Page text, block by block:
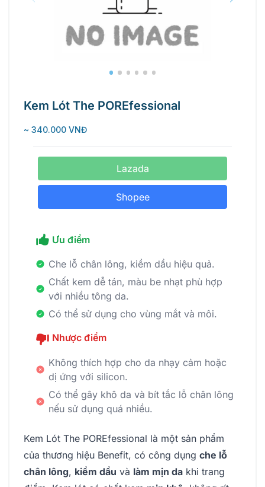
Kem Lót The POREfessional
~ 340.000 VNĐ
Lazada
Shopee
Ưu điểm
Che lỗ chân lông, kiềm dầu hiệu quả.
Chất kem dễ tán, màu be nhạt phù hợp
với nhiều tông da.
Có thể sử dụng cho vùng mắt và môi.
Nhược điểm
Không thích hợp cho da nhạy cảm hoặc
dị ứng với silicon.
Có thể gây khô da và bít tắc lỗ chân lông
nếu sử dụng quá nhiều.
Kem Lót The POREfessional là một sản phẩm
của thương hiệu Benefit, có công dụng che lỗ
chân lông, kiềm dầu và làm mịn da khi trang